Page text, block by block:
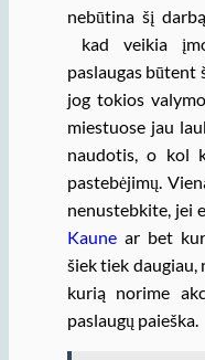
nebūtina šį
kad veikia
paslaugas būtent
jog tokios
miestuose jau
naudotis, o kol
pastebėjimų.
nenustebkite, jei
Kaunear bet
šiek tiek daugiau,
kurią norime
paslaugų paieška.